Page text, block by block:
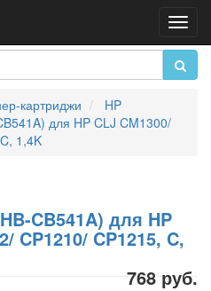
картриджи
HP
для HP CLJ CM1300/
1,4K
CB541A) для HP
CP1210/ CP1215, C,
768 руб.